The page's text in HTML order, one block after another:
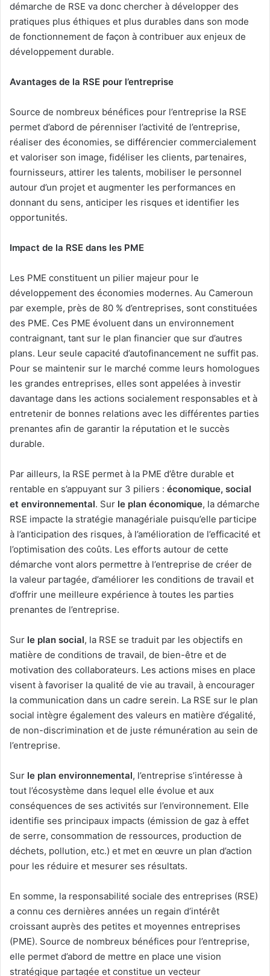
démarche de RSE va donc chercher à développer des
pratiques plus éthiques et plus durables dans son mode
de fonctionnement de façon à contribuer aux enjeux de
développement durable.
Avantages de la RSE pour l’entreprise
Source de nombreux bénéfices pour l’entreprise la RSE
permet d’abord de pérenniser l’activité de l’entreprise,
réaliser des économies, se différencier commercialement
et valoriser son image, fidéliser les clients, partenaires,
fournisseurs, attirer les talents, mobiliser le personnel
autour d’un projet et augmenter les performances en
donnant du sens, anticiper les risques et identifier les
opportunités.
Impact de la RSE dans les PME
Les PME constituent un pilier majeur pour le
développement des économies modernes. Au Cameroun
par exemple, près de 80 % d’entreprises, sont constituées
des PME. Ces PME évoluent dans un environnement
contraignant, tant sur le plan financier que sur d’autres
plans. Leur seule capacité d’autofinancement ne suffit pas.
Pour se maintenir sur le marché comme leurs homologues
les grandes entreprises, elles sont appelées à investir
davantage dans les actions socialement responsables et à
entretenir de bonnes relations avec les différentes parties
prenantes afin de garantir la réputation et le succès
durable.
Par ailleurs, la RSE permet à la PME d’être durable et
rentable en s’appuyant sur 3 piliers : économique, social
et environnemental. Sur le plan économique, la démarche
RSE impacte la stratégie managériale puisqu’elle participe
à l’anticipation des risques, à l’amélioration de l’efficacité et
l’optimisation des coûts. Les efforts autour de cette
démarche vont alors permettre à l’entreprise de créer de
la valeur partagée, d’améliorer les conditions de travail et
d’offrir une meilleure expérience à toutes les parties
prenantes de l’entreprise.
Sur le plan social, la RSE se traduit par les objectifs en
matière de conditions de travail, de bien-être et de
motivation des collaborateurs. Les actions mises en place
visent à favoriser la qualité de vie au travail, à encourager
la communication dans un cadre serein. La RSE sur le plan
social intègre également des valeurs en matière d’égalité,
de non-discrimination et de juste rémunération au sein de
l’entreprise.
Sur le plan environnemental, l’entreprise s’intéresse à
tout l’écosystème dans lequel elle évolue et aux
conséquences de ses activités sur l’environnement. Elle
identifie ses principaux impacts (émission de gaz à effet
de serre, consommation de ressources, production de
déchets, pollution, etc.) et met en œuvre un plan d’action
pour les réduire et mesurer ses résultats.
En somme, la responsabilité sociale des entreprises (RSE)
a connu ces dernières années un regain d’intérêt
croissant auprès des petites et moyennes entreprises
(PME). Source de nombreux bénéfices pour l’entreprise,
elle permet d’abord de mettre en place une vision
stratégique partagée et constitue un vecteur